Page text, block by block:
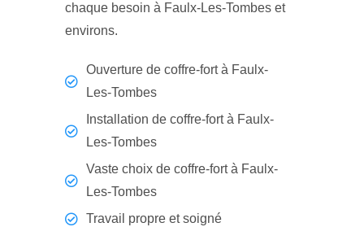
chaque besoin à Faulx-Les-Tombes et
environs.
Ouverture de coffre-fort à Faulx-
Les-Tombes
Installation de coffre-fort à Faulx-
Les-Tombes
Vaste choix de coffre-fort à Faulx-
Les-Tombes
Travail propre et soigné